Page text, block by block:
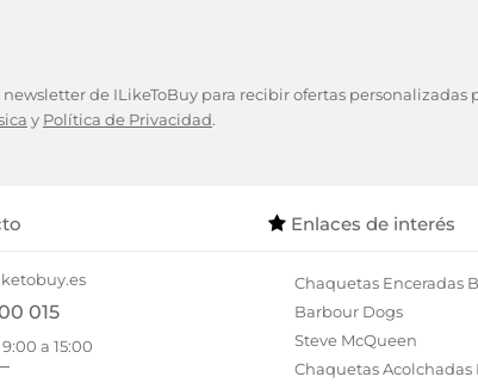
de ILikeToBuy para recibir ofertas personalizadas
y Política de Privacidad.
015
a 15:00
Enlaces de interés
Chaquetas Enceradas
Barbour Dogs
Steve McQueen
Chaquetas Acolchadas